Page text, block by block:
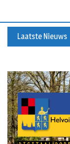
Laatste Nieuws